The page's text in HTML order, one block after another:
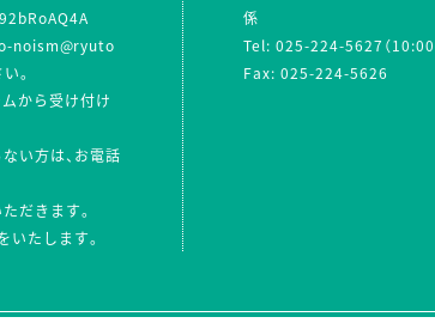
noism@ryuto
。
から受け付け
い方は、お電話
だきます。
いたします。
係
Tel: 025-224-5627（
Fax: 025-224-5626